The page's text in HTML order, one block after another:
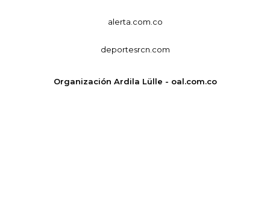
alerta.com.co
deportesrcn.com
Organización Ardila Lülle - oal.com.co